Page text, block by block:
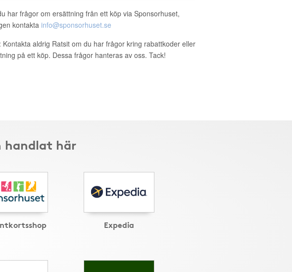
har frågor om ersättning från ett köp via Sponsorhuset,
kontakta info@sponsorhuset.se
: Kontakta aldrig Ratsit om du har frågor kring rabattkoder eller
på ett köp. Dessa frågor hanteras av oss. Tack!
handlat här
Expedia